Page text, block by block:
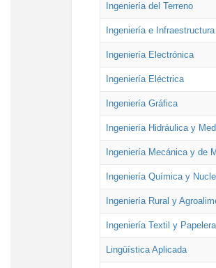
Ingeniería del Terreno
Ingeniería e
Ingeniería Electrónica
Ingeniería Eléctrica
Ingeniería Gráfica
Ingeniería Hidráulica y
Ingeniería Mecánica y de
Ingeniería Química y
Ingeniería Rural y
Ingeniería Textil y Papelera
Lingüística Aplicada